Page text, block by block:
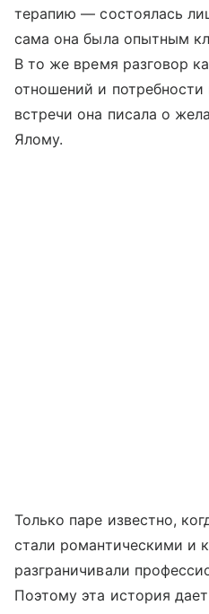
терапию — состоялась
сама она была опытным
В то же время разговор
отношений и
встречи она писала о
Ялому.
Только паре известно,
стали романтическими и
разграничивали
Поэтому эта история